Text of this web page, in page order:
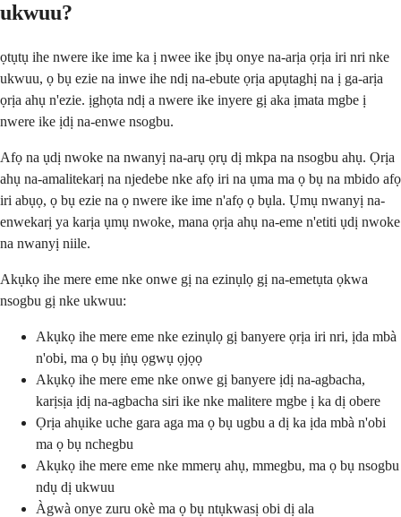
ukwuu?
ọtụtụ ihe nwere ike ime ka ị nwee ike ịbụ onye na-arịa ọrịa iri nri nke
ukwuu, ọ bụ ezie na inwe ihe ndị na-ebute ọrịa apụtaghị na ị ga-arịa
ọrịa ahụ n'ezie. ịghọta ndị a nwere ike inyere gị aka ịmata mgbe ị
nwere ike ịdị na-enwe nsogbu.
Afọ na ụdị nwoke na nwanyị na-arụ ọrụ dị mkpa na nsogbu ahụ. Ọrịa
ahụ na-amalitekarị na njedebe nke afọ iri na ụma ma ọ bụ na mbido afọ
iri abụọ, ọ bụ ezie na ọ nwere ike ime n'afọ ọ bụla. Ụmụ nwanyị na-
enwekarị ya karịa ụmụ nwoke, mana ọrịa ahụ na-eme n'etiti ụdị nwoke
na nwanyị niile.
Akụkọ ihe mere eme nke onwe gị na ezinụlọ gị na-emetụta ọkwa
nsogbu gị nke ukwuu:
Akụkọ ihe mere eme nke ezinụlọ gị banyere ọrịa iri nri, ịda mbà
n'obi, ma ọ bụ ịṅụ ọgwụ ọjọọ
Akụkọ ihe mere eme nke onwe gị banyere ịdị na-agbacha,
karịsịa ịdị na-agbacha siri ike nke malitere mgbe ị ka dị obere
Ọrịa ahụike uche gara aga ma ọ bụ ugbu a dị ka ịda mbà n'obi
ma ọ bụ nchegbu
Akụkọ ihe mere eme nke mmerụ ahụ, mmegbu, ma ọ bụ nsogbu
ndụ dị ukwuu
Àgwà onye zuru okè ma ọ bụ ntụkwasị obi dị ala